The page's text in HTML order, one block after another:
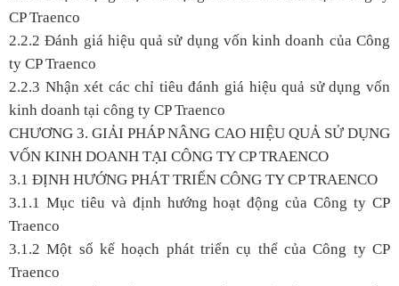
CP Traenco
2.2.2 Đánh giá hiệu quả sử dụng vốn kinh doanh của Công
ty CP Traenco
2.2.3 Nhận xét các chỉ tiêu đánh giá hiệu quả sử dụng vốn
kinh doanh tại công ty CP Traenco
CHƯƠNG 3. GIẢI PHÁP NÂNG CAO HIỆU QUẢ SỬ DỤNG
VỐN KINH DOANH TẠI CÔNG TY CP TRAENCO
3.1 ĐỊNH HƯỚNG PHÁT TRIỂN CÔNG TY CP TRAENCO
3.1.1 Mục tiêu và định hướng hoạt động của Công ty CP
Traenco
3.1.2 Một số kế hoạch phát triển cụ thể của Công ty CP
Traenco